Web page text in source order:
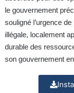
le gouvernement
souligné l’urgence
illégale, localement
durable des
son gouvernement